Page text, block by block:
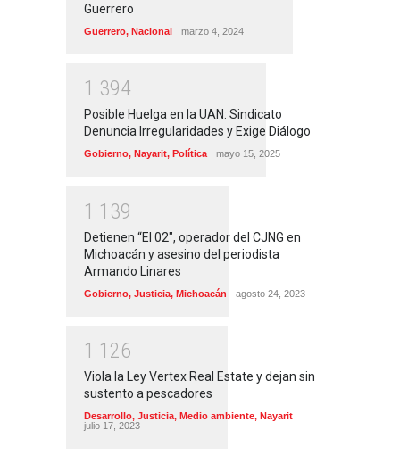
Guerrero
Guerrero, Nacional marzo 4, 2024
1 394
Posible Huelga en la UAN: Sindicato
Denuncia Irregularidades y Exige Diálogo
Gobierno, Nayarit, Política mayo 15, 2025
1 1 39
Detienen “El 02″, operador del CJNG en
Michoacán y asesino del periodista
Armando Linares
Gobierno, Justicia, Michoacán agosto 24, 2023
1 1 26
Viola la Ley Vertex Real Estate y dejan sin
sustento a pescadores
Desarrollo, Justicia, Medio ambiente, Nayarit
julio 17, 2023